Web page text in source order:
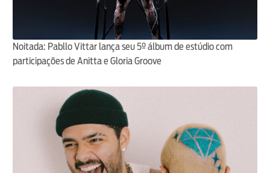
Noitada: Pabllo Vittar lança seu 5º álbum de estúdio com
participações de Anitta e Gloria Groove